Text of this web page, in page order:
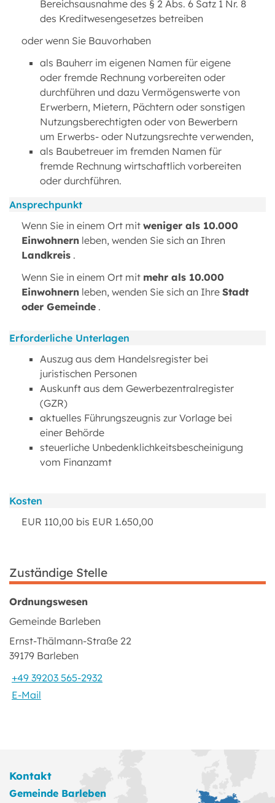
Bereichsausnahme des § 2 Abs. 6 Satz 1 Nr. 8
des Kreditwesengesetzes betreiben
oder wenn Sie Bauvorhaben
als Bauherr im eigenen Namen für eigene
oder fremde Rechnung vorbereiten oder
durchführen und dazu Vermögenswerte von
Erwerbern, Mietern, Pächtern oder sonstigen
Nutzungsberechtigten oder von Bewerbern
um Erwerbs- oder Nutzungsrechte verwenden,
als Baubetreuer im fremden Namen für
fremde Rechnung wirtschaftlich vorbereiten
oder durchführen.
Ansprechpunkt
Wenn Sie in einem Ort mit weniger als 10.000
Einwohnern leben, wenden Sie sich an Ihren
Landkreis .
Wenn Sie in einem Ort mit mehr als 10.000
Einwohnern leben, wenden Sie sich an Ihre Stadt
oder Gemeinde .
Erforderliche Unterlagen
Auszug aus dem Handelsregister bei
juristischen Personen
Auskunft aus dem Gewerbezentralregister
(GZR)
aktuelles Führungszeugnis zur Vorlage bei
einer Behörde
steuerliche Unbedenklichkeitsbescheinigung
vom Finanzamt
Kosten
EUR 110,00 bis EUR 1.650,00
Zuständige Stelle
Ordnungswesen
Gemeinde Barleben
Ernst-Thälmann-Straße 22
39179 Barleben
+49 39203 565-2932
E-Mail
Kontakt
Gemeinde Barleben